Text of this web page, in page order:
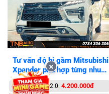
Tư vấn độ bi gầm Mitsubishi
Xpander phù hợp từng nhu
cầu
X-Light F10 2.0: 4.200.000đ